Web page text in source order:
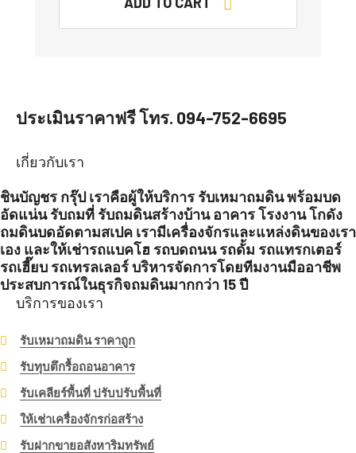
ประเมินราคาฟรี โทร. 094-752-6695
เกี่ยวกับเรา
ชินบัญชร กรุ๊ป เราคือผู้ให้บริการ รับเหมาถมดิน พร้อมบด
อัดแน่น รับถมที่ รับถมดินสร้างบ้าน อาคาร โรงงาน โกดัง
ถมดินบดอัดตามสเปค เรามีเครื่องจักรและแหล่งดินของเรา
เอง และให้เช่ารถแบคโฮ รถบดถนน รถดั้ม รถแทรกเตอร์
รถเฮี๊ยบ รถเทรลเลอร์ บริหารจัดการโดยทีมงานมืออาชีพ
ประสบการณ์ในธุรกิจถมดินมากกว่า 15 ปี
บริการของเรา
รับเหมาถมดิน ราคาถูก
รับทุบตึกรื้อถอนอาคาร
รับเคลียร์พื้นที่ ปรับปรับพื้นที่
ให้เช่าเครื่องจักรก่อสร้าง
รับฝากขายอสังหาริมทรัพย์